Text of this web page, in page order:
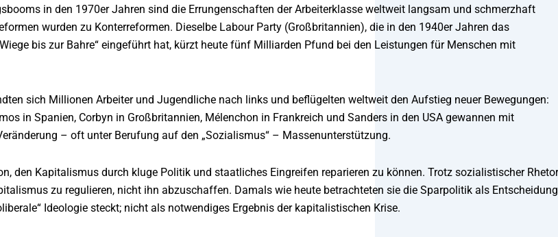
in den 1970er Jahren sind die Errungenschaften der Arbeiterklasse weltweit langsam und schmerzhaft
wurden zu Konterreformen. Dieselbe Labour Party (Großbritannien), die in den 1940er Jahren das
bis zur Bahre“ eingeführt hat, kürzt heute fünf Milliarden Pfund bei den Leistungen für Menschen mit
sich Millionen Arbeiter und Jugendliche nach links und beflügelten weltweit den Aufstieg neuer Bewegungen:
in Spanien, Corbyn in Großbritannien, Mélenchon in Frankreich und Sanders in den USA gewannen mit
– oft unter Berufung auf den „Sozialismus“ – Massenunterstützung.
den Kapitalismus durch kluge Politik und staatliches Eingreifen reparieren zu können. Trotz sozialistischer
zu regulieren, nicht ihn abzuschaffen. Damals wie heute betrachteten sie die Sparpolitik als
Ideologie steckt; nicht als notwendiges Ergebnis der kapitalistischen Krise.